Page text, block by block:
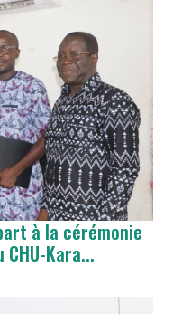
à la cérémonie
Kara...